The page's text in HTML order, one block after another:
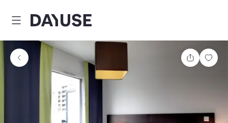
Dayuse